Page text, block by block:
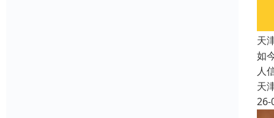
天
如
人
天
26-